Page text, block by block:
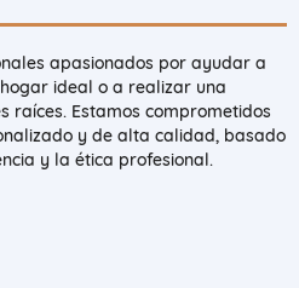
apasionados por ayudar a
ideal o a realizar una
raíces. Estamos comprometidos
y de alta calidad, basado
y la ética profesional.